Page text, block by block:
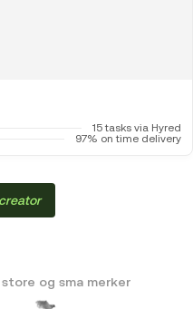
15 tasks via Hyred
97% on time delivery
og sma merker